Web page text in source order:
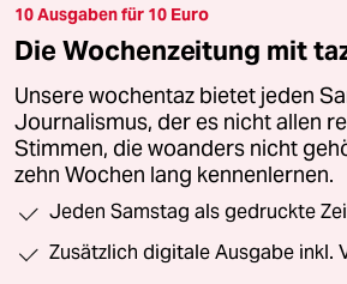
10 Ausgaben für 10 Euro
Die Wochenzeitung mit
Unsere wochentaz bietet jeden
Journalismus, der es nicht allen
Stimmen, die woanders nicht
zehn Wochen lang kennenlernen.
Jeden Samstag als gedruckte
Zusätzlich digitale Ausgabe inkl.